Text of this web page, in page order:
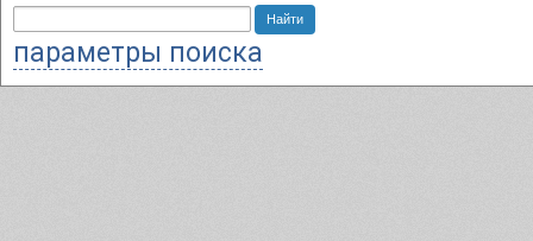
параметры поиска